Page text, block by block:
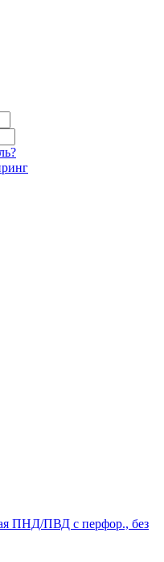
ПНД/ПВД с перфор., без